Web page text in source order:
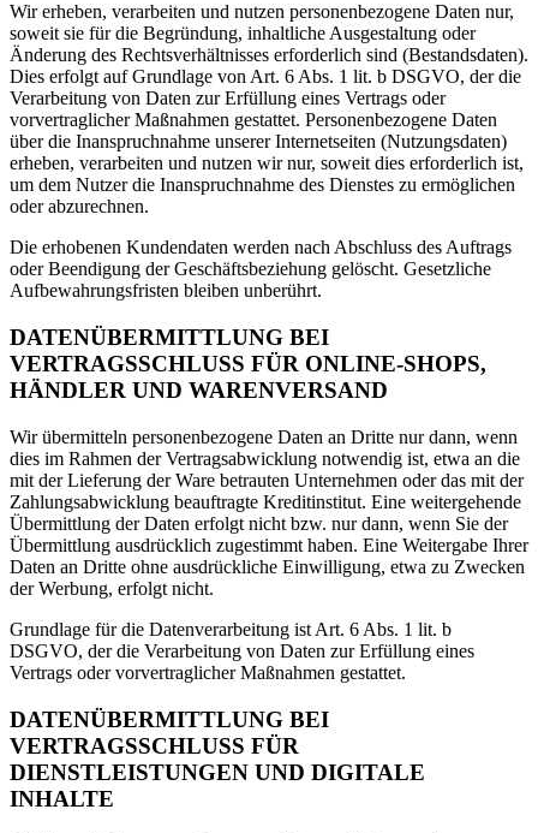
Wir erheben, verarbeiten und nutzen personenbezogene Daten nur,
soweit sie für die Begründung, inhaltliche Ausgestaltung oder
Änderung des Rechtsverhältnisses erforderlich sind (Bestandsdaten).
Dies erfolgt auf Grundlage von Art. 6 Abs. 1 lit. b DSGVO, der die
Verarbeitung von Daten zur Erfüllung eines Vertrags oder
vorvertraglicher Maßnahmen gestattet. Personenbezogene Daten
über die Inanspruchnahme unserer Internetseiten (Nutzungsdaten)
erheben, verarbeiten und nutzen wir nur, soweit dies erforderlich ist,
um dem Nutzer die Inanspruchnahme des Dienstes zu ermöglichen
oder abzurechnen.
Die erhobenen Kundendaten werden nach Abschluss des Auftrags
oder Beendigung der Geschäftsbeziehung gelöscht. Gesetzliche
Aufbewahrungsfristen bleiben unberührt.
DATENÜBERMITTLUNG BEI
VERTRAGSSCHLUSS FÜR ONLINE-SHOPS,
HÄNDLER UND WARENVERSAND
Wir übermitteln personenbezogene Daten an Dritte nur dann, wenn
dies im Rahmen der Vertragsabwicklung notwendig ist, etwa an die
mit der Lieferung der Ware betrauten Unternehmen oder das mit der
Zahlungsabwicklung beauftragte Kreditinstitut. Eine weitergehende
Übermittlung der Daten erfolgt nicht bzw. nur dann, wenn Sie der
Übermittlung ausdrücklich zugestimmt haben. Eine Weitergabe Ihrer
Daten an Dritte ohne ausdrückliche Einwilligung, etwa zu Zwecken
der Werbung, erfolgt nicht.
Grundlage für die Datenverarbeitung ist Art. 6 Abs. 1 lit. b
DSGVO, der die Verarbeitung von Daten zur Erfüllung eines
Vertrags oder vorvertraglicher Maßnahmen gestattet.
DATENÜBERMITTLUNG BEI
VERTRAGSSCHLUSS FÜR
DIENSTLEISTUNGEN UND DIGITALE
INHALTE